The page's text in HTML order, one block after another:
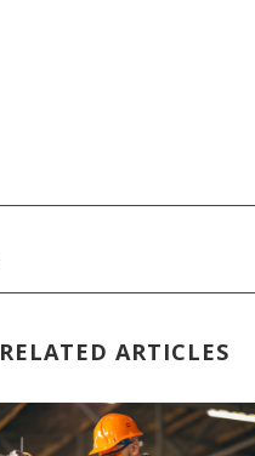
RELATED ARTICLES